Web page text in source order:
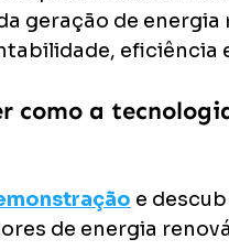
geração de
como a
e
de energia